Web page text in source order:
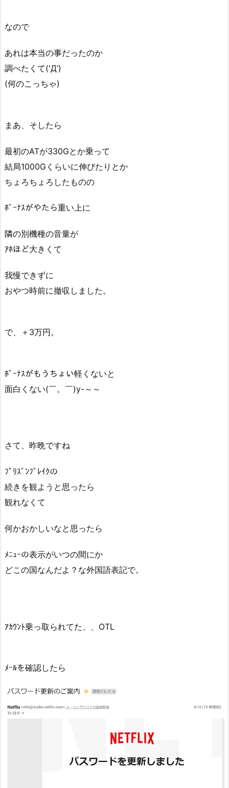
なので
あれは本当の事だったのか
調べたくて('Д’)
(何のこっちゃ)
まあ、そしたら
最初のATが330Gとか乗って
結局1000Gくらいに伸びたりとか
ちょろちょろしたものの
ﾎﾞｰﾅｽがやたら重い上に
隣の別機種の音量が
ｱﾎほど大きくて
我慢できずに
おやつ時前に撤収しました。
で、＋3万円。
ﾎﾞｰﾅｽがもうちょい軽くないと
面白くない(￣。￣)y-～～
さて、昨晩ですね
ﾌﾟﾘｽﾞﾝﾌﾞﾚｲｸの
続きを観ようと思ったら
観れなくて
何かおかしいなと思ったら
ﾒﾆｭｰの表示がいつの間にか
どこの国なんだよ？な外国語表記で。
ｱｶｳﾝﾄ乗っ取られてた、、OTL
ﾒｰﾙを確認したら